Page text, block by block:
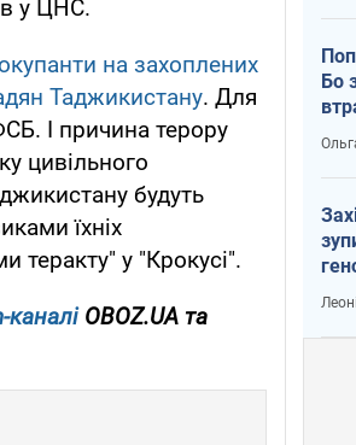
у ЦНС.
на захоплених
Таджикистану. Для
І причина терору
цивільного
будуть
їхніх
теракту" у "Крокусі".
каналіOBOZ.UA та
Бо